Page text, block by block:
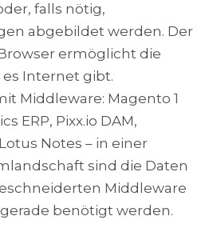
falls nötig,
abgebildet werden. Der
ermöglicht die
Internet gibt.
Middleware: Magento 1
ERP, Pixx.io DAM,
Notes – in einer
sind die Daten
Middleware
benötigt werden.